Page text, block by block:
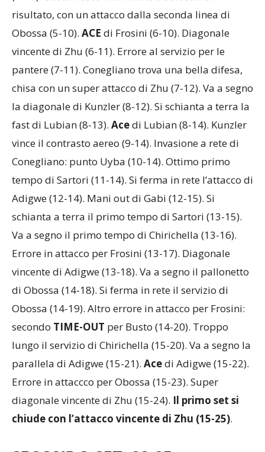
risultato, con un attacco dalla seconda linea di
Obossa (5-10). ACE di Frosini (6-10). Diagonale
vincente di Zhu (6-11). Errore al servizio per le
pantere (7-11). Conegliano trova una bella difesa,
chisa con un super attacco di Zhu (7-12). Va a segno
la diagonale di Kunzler (8-12). Si schianta a terra la
fast di Lubian (8-13). Acedi Lubian (8-14). Kunzler
vince il contrasto aereo (9-14). Invasione a rete di
Conegliano: punto Uyba (10-14). Ottimo primo
tempo di Sartori (11-14). Si ferma in rete l’attacco di
Adigwe (12-14). Mani out di Gabi (12-15). Si
schianta a terra il primo tempo di Sartori (13-15).
Va a segno il primo tempo di Chirichella (13-16).
Errore in attacco per Frosini (13-17). Diagonale
vincente di Adigwe (13-18). Va a segno il pallonetto
di Obossa (14-18). Si ferma in rete il servizio di
Obossa (14-19). Altro errore in attacco per Frosini:
secondo TIME-OUT per Busto (14-20). Troppo
lungo il servizio di Chirichella (15-20). Va a segno la
parallela di Adigwe (15-21). Acedi Adigwe (15-22).
Errore in attaccco per Obossa (15-23). Super
diagonale vincente di Zhu (15-24). Il primo set si
chiude con l’attacco vincente di Zhu (15-25).